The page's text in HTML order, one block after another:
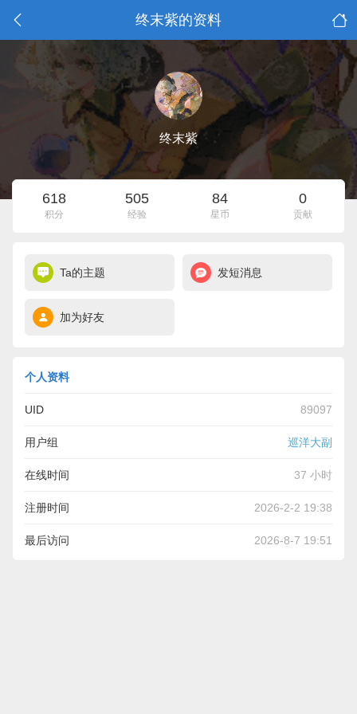
终末紫的资料
终末紫
618
积分
505
经验
84
星币
0
贡献
Ta的主题 发短消息
加为好友
个人资料
UID 89097
用户组 巡洋大副
在线时间 37 小时
注册时间 2026-2-2 19:38
最后访问 2026-8-7 19:51